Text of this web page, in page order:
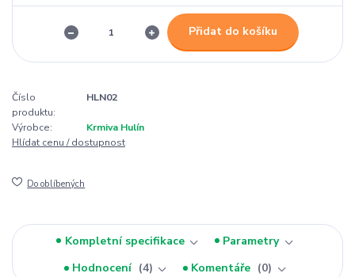
Přidat do košíku
Číslo
produktu:
HLN02
Výrobce:
Krmiva Hulín
Hlídat cenu / dostupnost
Do oblíbených
Kompletní specifikace
Parametry
Hodnocení
4 Komentáře 0